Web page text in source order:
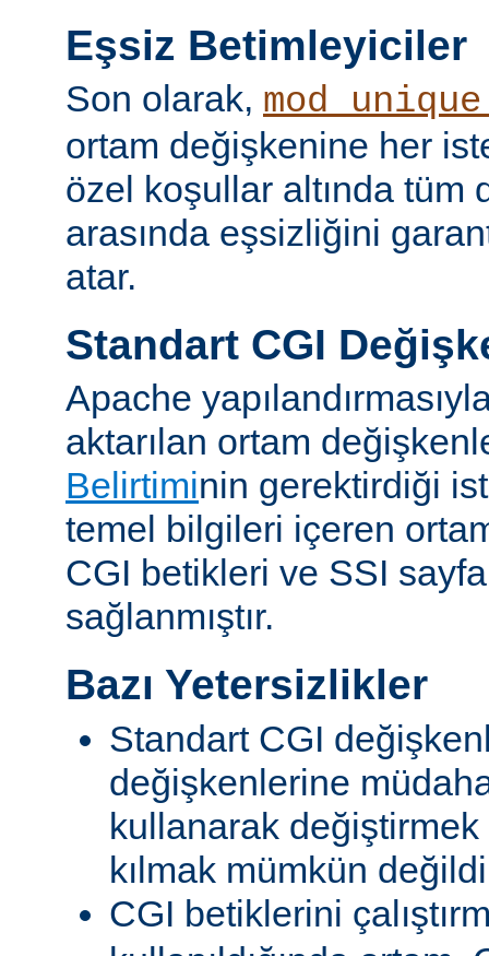
Eşsiz Betimleyiciler
Son olarak,
ortam değişkenine her
özel koşullar altında tüm
arasında eşsizliğini
atar.
Standart CGI
Apache
aktarılan ortam
Belirtiminin gerektirdiği
temel bilgileri içeren
CGI betikleri ve SSI
sağlanmıştır.
Bazı Yetersizlikler
Standart CGI
değişkenlerine
kullanarak
kılmak mümkün
CGI betiklerini